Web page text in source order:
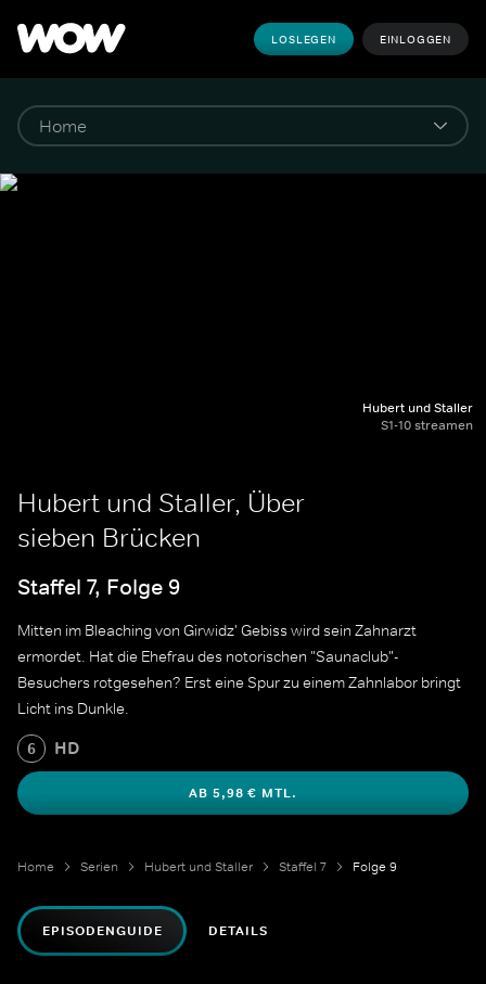
LOSLEGEN EINLOGGEN
Hubert und Staller
S1-10 streamen
Hubert und Staller, Über
sieben Brücken
Staffel 7, Folge 9
Mitten im Bleaching von Girwidz' Gebiss wird sein Zahnarzt
ermordet. Hat die Ehefrau des notorischen "Saunaclub"-
Besuchers rotgesehen? Erst eine Spur zu einem Zahnlabor bringt
Licht ins Dunkle.
6 HD
AB 5,98 € MTL.
Home Serien Hubert und Staller Staffel 7 Folge 9
EPISODENGUIDE DETAILS